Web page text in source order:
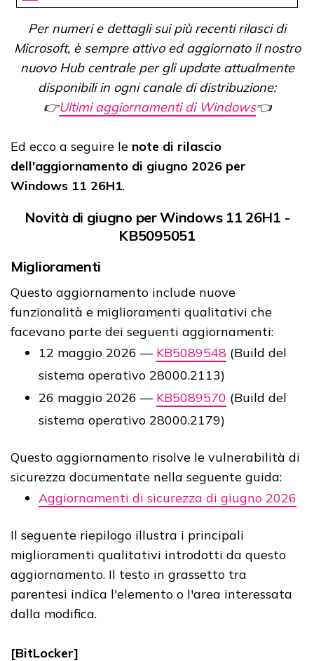
Per numeri e dettagli sui più recenti rilasci di
Microsoft, è sempre attivo ed aggiornato il nostro
nuovo Hub centrale per gli update attualmente
disponibili in ogni canale di distribuzione:
👉Ultimi aggiornamenti di Windows👈
Ed ecco a seguire le note di rilascio
dell'aggiornamento di giugno 2026 per
Windows 11 26H1.
Novità di giugno per Windows 11 26H1 -
KB5095051
Miglioramenti​​​​​​​​
Questo aggiornamento include nuove
funzionalità e miglioramenti qualitativi che
facevano parte dei seguenti aggiornamenti:
12 maggio 2026 — KB5089548 (Build del
sistema operativo 28000.2113)
26 maggio 2026 — KB5089570 (Build del
sistema operativo 28000.2179)
Questo aggiornamento risolve le vulnerabilità di
sicurezza documentate nella seguente guida:
Aggiornamenti di sicurezza di giugno 2026
Il seguente riepilogo illustra i principali
miglioramenti qualitativi introdotti da questo
aggiornamento. Il testo in grassetto tra
parentesi indica l'elemento o l'area interessata
dalla modifica.
[BitLocker]